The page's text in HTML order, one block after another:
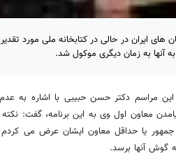
های ایران در حالی در کتابخانه ملی مورد
آنها به زمان دیگری موکول شد.
این مراسم دکتر حسن حبیبی با اشاره به
معاون اول وی به این برنامه، گفت: نکته
یا حداقل معاون ایشان عرض می کردم
گوش آنها برسد.